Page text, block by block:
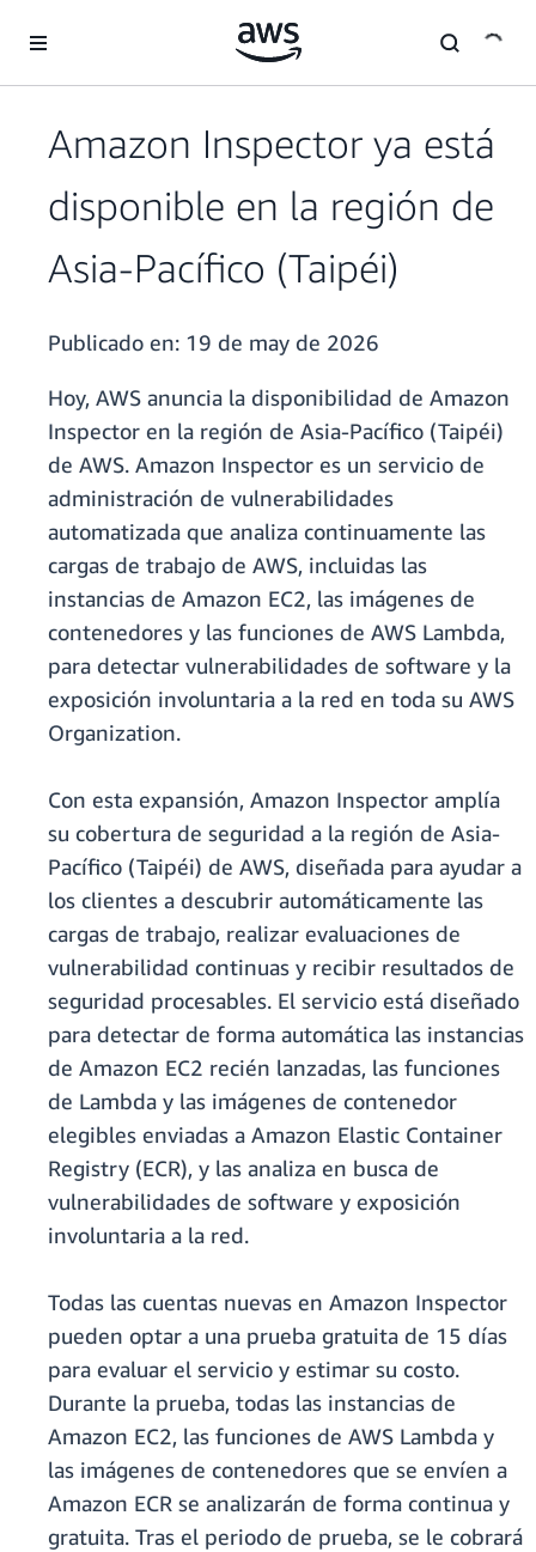
Amazon Inspector ya está
disponible en la región de
Asia-Pacífico (Taipéi)
Publicado en: 19 de may de 2026
Hoy, AWS anuncia la disponibilidad de Amazon
Inspector en la región de Asia-Pacífico (Taipéi)
de AWS. Amazon Inspector es un servicio de
administración de vulnerabilidades
automatizada que analiza continuamente las
cargas de trabajo de AWS, incluidas las
instancias de Amazon EC2, las imágenes de
contenedores y las funciones de AWS Lambda,
para detectar vulnerabilidades de software y la
exposición involuntaria a la red en toda su AWS
Organization.
Con esta expansión, Amazon Inspector amplía
su cobertura de seguridad a la región de Asia-
Pacífico (Taipéi) de AWS, diseñada para ayudar a
los clientes a descubrir automáticamente las
cargas de trabajo, realizar evaluaciones de
vulnerabilidad continuas y recibir resultados de
seguridad procesables. El servicio está diseñado
para detectar de forma automática las instancias
de Amazon EC2 recién lanzadas, las funciones
de Lambda y las imágenes de contenedor
elegibles enviadas a Amazon Elastic Container
Registry (ECR), y las analiza en busca de
vulnerabilidades de software y exposición
involuntaria a la red.
Todas las cuentas nuevas en Amazon Inspector
pueden optar a una prueba gratuita de 15 días
para evaluar el servicio y estimar su costo.
Durante la prueba, todas las instancias de
Amazon EC2, las funciones de AWS Lambda y
las imágenes de contenedores que se envíen a
Amazon ECR se analizarán de forma continua y
gratuita. Tras el periodo de prueba, se le cobrará